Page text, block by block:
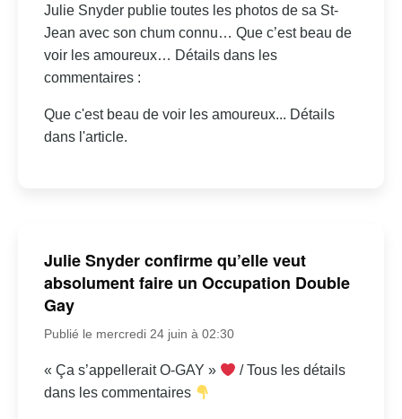
Julie Snyder publie toutes les photos de sa St-
Jean avec son chum connu… Que c’est beau de
voir les amoureux… Détails dans les
commentaires :
Que c'est beau de voir les amoureux... Détails
dans l'article.
Julie Snyder confirme qu’elle veut
absolument faire un Occupation Double
Gay
Publié le mercredi 24 juin à 02:30
« Ça s’appellerait O-GAY »
/ Tous les détails
dans les commentaires